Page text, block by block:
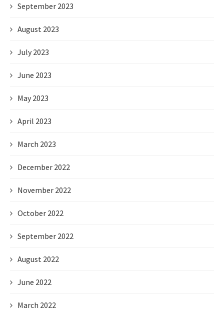
September 2023
August 2023
July 2023
June 2023
May 2023
April 2023
March 2023
December 2022
November 2022
October 2022
September 2022
August 2022
June 2022
March 2022